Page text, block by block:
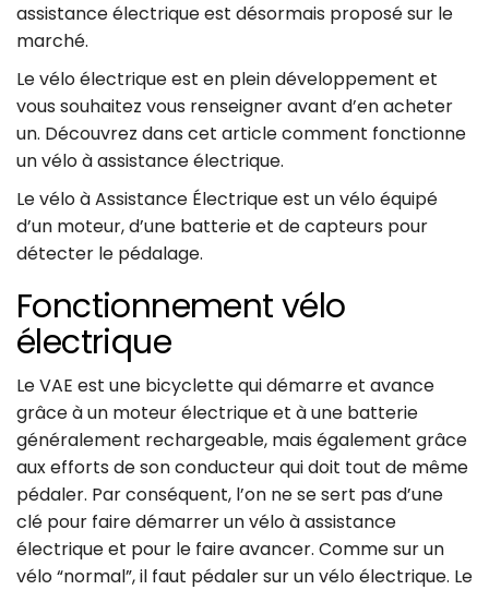
assistance électrique est désormais proposé sur le
marché.
Le vélo électrique est en plein développement et
vous souhaitez vous renseigner avant d’en acheter
un. Découvrez dans cet article comment fonctionne
un vélo à assistance électrique.
Le vélo à Assistance Électrique est un vélo équipé
d’un moteur, d’une batterie et de capteurs pour
détecter le pédalage.
Fonctionnement vélo
électrique
Le VAE est une bicyclette qui démarre et avance
grâce à un moteur électrique et à une batterie
généralement rechargeable, mais également grâce
aux efforts de son conducteur qui doit tout de même
pédaler. Par conséquent, l’on ne se sert pas d’une
clé pour faire démarrer un vélo à assistance
électrique et pour le faire avancer. Comme sur un
vélo “normal”, il faut pédaler sur un vélo électrique. Le